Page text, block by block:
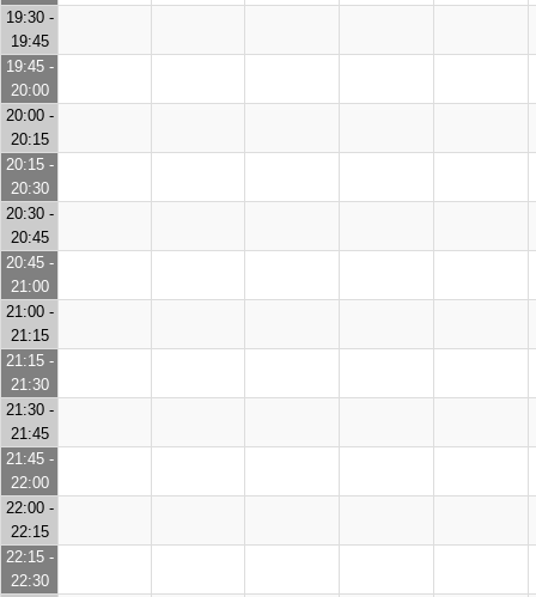
19:30 -
19:45
19:45 -
20:00
20:00 -
20:15
20:15 -
20:30
20:30 -
20:45
20:45 -
21:00
21:00 -
21:15
21:15 -
21:30
21:30 -
21:45
21:45 -
22:00
22:00 -
22:15
22:15 -
22:30